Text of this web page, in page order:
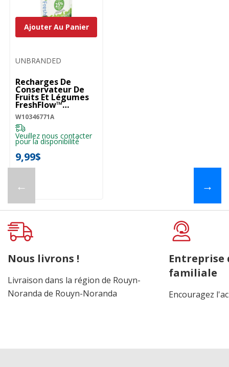
←
UNBRANDED
Recharges De
Conservateur De
Fruits Et Légumes
FreshFlow™
W10346771A
W10346771A
Veuillez nous contacter
pour la disponibilité
9,99$
Ajouter Au Panier
→
Nous livrons !
Livraison dans la région de Rouyn-
Noranda de Rouyn-Noranda
Entreprise
familiale
Encouragez